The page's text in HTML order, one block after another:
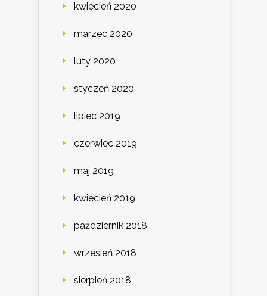
kwiecień 2020
marzec 2020
luty 2020
styczeń 2020
lipiec 2019
czerwiec 2019
maj 2019
kwiecień 2019
październik 2018
wrzesień 2018
sierpień 2018